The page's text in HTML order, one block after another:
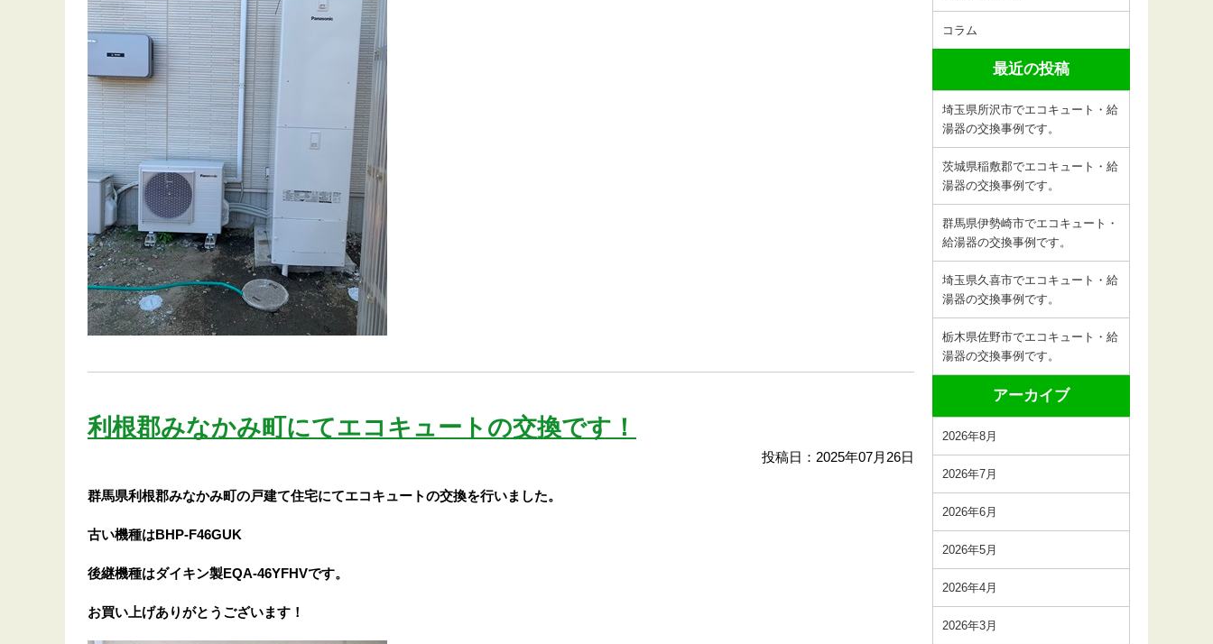
コラム
最近の投稿
埼玉県所沢市でエコキュート・給
湯器の交換事例です。
茨城県稲敷郡でエコキュート・給
湯器の交換事例です。
群馬県伊勢崎市でエコキュート・
給湯器の交換事例です。
埼玉県久喜市でエコキュート・給
湯器の交換事例です。
栃木県佐野市でエコキュート・給
湯器の交換事例です。
アーカイブ
2026年8月
2026年7月
2026年6月
2026年5月
2026年4月
2026年3月
利根郡みなかみ町にてエコキュートの交換です！
投稿日：2025年07月26日
群馬県利根郡みなかみ町の戸建て住宅にてエコキュートの交換を行いました。
古い機種はBHP-F46GUK
後継機種はダイキン製EQA-46YFHVです。
お買い上げありがとうございます！